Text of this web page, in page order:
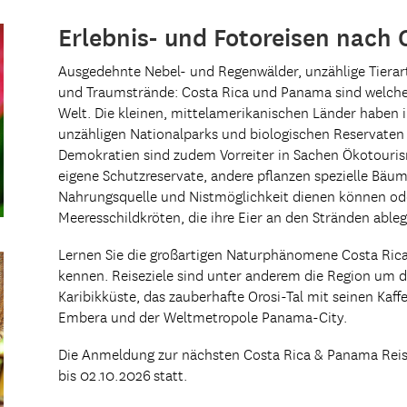
Erlebnis- und Fotoreisen nach
Ausgedehnte Nebel- und Regenwälder, unzählige
und Traumstrände: Costa Rica und Panama sind
Welt. Die kleinen, mittelamerikanischen Länder
unzähligen Nationalparks und biologischen
Demokratien sind zudem Vorreiter in Sachen
eigene Schutzreservate, andere pflanzen spezielle
Nahrungsquelle und Nistmöglichkeit dienen können
Meeresschildkröten, die ihre Eier an den Stränden
Lernen Sie die großartigen Naturphänomene Costa
kennen. Reiseziele sind unter anderem die Region um
Karibikküste, das zauberhafte Orosi-Tal mit seinen
Embera und der Weltmetropole Panama-City.
Die Anmeldung zur nächsten Costa Rica & Panama
bis 02.10.2026statt.